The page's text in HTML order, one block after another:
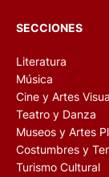
SECCIONES
Literatura
Música
Cine y Artes
Teatro y Danza
Museos y Artes
Costumbres y
Turismo Cultural